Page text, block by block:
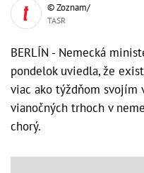
© Zoznam/
TASR
BERLÍN - Nemecká
pondelok uviedla, že
viac ako týždňom svojím
vianočných trhoch v
chorý.